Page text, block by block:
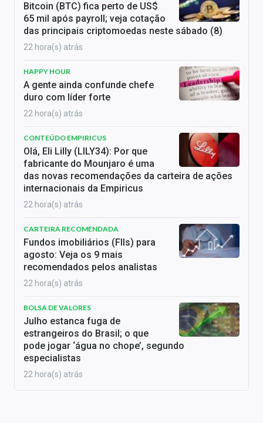
Bitcoin (BTC) fica perto de US$
65 mil após payroll; veja cotação
das principais criptomoedas neste sábado (8)
22 hora(s) atrás
HAPPY HOUR
A gente ainda confunde chefe
duro com líder forte
22 hora(s) atrás
CONTEÚDO EMPIRICUS
Olá, Eli Lilly (LILY34): Por que
fabricante do Mounjaro é uma
das novas recomendações da carteira de ações
internacionais da Empiricus
22 hora(s) atrás
CARTEIRA RECOMENDADA
Fundos imobiliários (FIIs) para
agosto: Veja os 9 mais
recomendados pelos analistas
22 hora(s) atrás
BOLSA DE VALORES
Julho estanca fuga de
estrangeiros do Brasil; o que
pode jogar ‘água no chope’, segundo
especialistas
22 hora(s) atrás